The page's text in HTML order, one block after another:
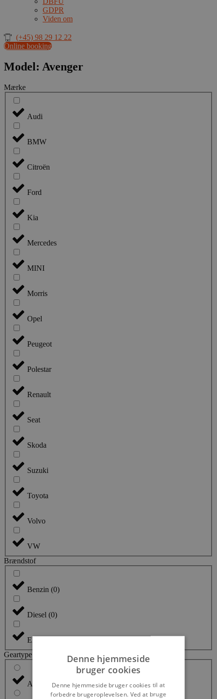
GDPR
Viden om
(+45) 98 29 12 22
Online booking
Model: Avenger
Mærke
Audi
BMW
Citroën
Ford
Kia
Mercedes
MINI
Morris
Opel
Peugeot
Polestar
Renault
Seat
Skoda
Suzuki
Toyota
Volvo
VW
Brændstof
Benzin (0)
Diesel (0)
El
Geartype
Alle
Denne hjemmeside
bruger cookies
Denne hjemmeside bruger cookies til at
forbedre brugeroplevelsen. Ved at bruge